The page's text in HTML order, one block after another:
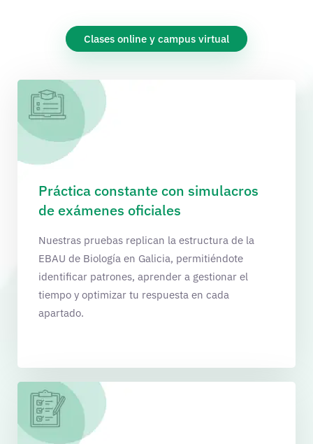
Clases online y campus virtual
Práctica constante con simulacros
de exámenes oficiales
Nuestras pruebas replican la estructura de la
EBAU de Biología en Galicia, permitiéndote
identificar patrones, aprender a gestionar el
tiempo y optimizar tu respuesta en cada
apartado.